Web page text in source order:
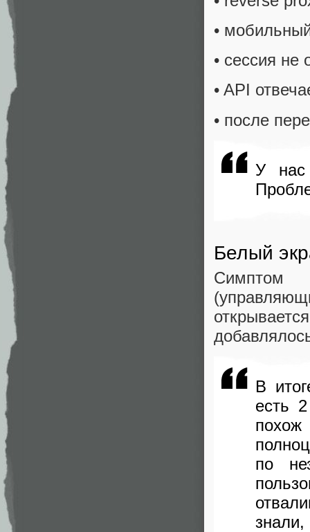
•
• сессия не
• API
• после
У нас
Белый
Симптом
В
есть
по
знали,